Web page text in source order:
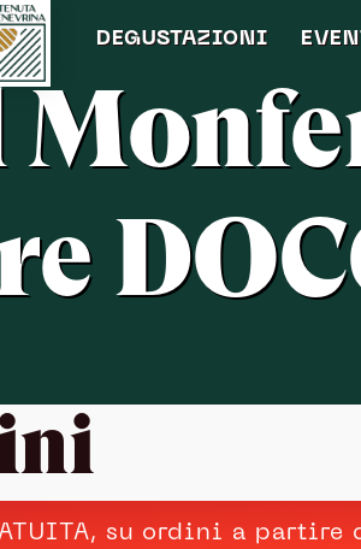
DEGUSTAZIONI
, su ordini a partire